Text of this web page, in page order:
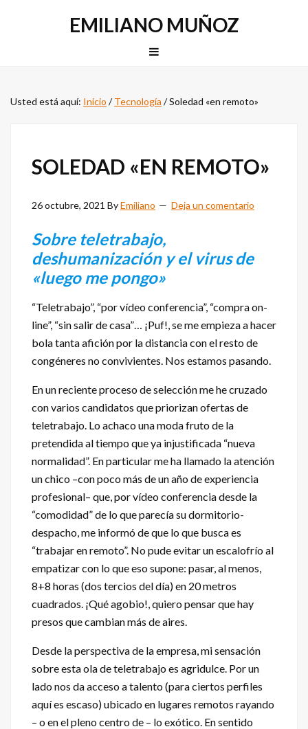
EMILIANO MUÑOZ
Usted está aquí: Inicio / Tecnología /Soledad «en remoto»
SOLEDAD «EN REMOTO»
26 octubre, 2021 ByEmiliano Deja un comentario
Sobre teletrabajo,
deshumanización y el virus de
«luego me pongo»
“Teletrabajo”, “por vídeo conferencia”, “compra on-
line”, “sin salir de casa”… ¡Puf!, se me empieza a hacer
bola tanta afición por la distancia con el resto de
congéneres no convivientes. Nos estamos pasando.
En un reciente proceso de selección me he cruzado
con varios candidatos que priorizan ofertas de
teletrabajo. Lo achaco una moda fruto de la
pretendida al tiempo que ya injustificada “nueva
normalidad”. En particular me ha llamado la atención
un chico –con poco más de un año de experiencia
profesional– que, por vídeo conferencia desde la
“comodidad” de lo que parecía su dormitorio-
despacho, me informó de que lo que busca es
“trabajar en remoto”. No pude evitar un escalofrío al
empatizar con lo que eso supone: pasar, al menos,
8+8 horas (dos tercios del día) en 20 metros
cuadrados. ¡Qué agobio!, quiero pensar que hay
presos que cambian más de aires.
Desde la perspectiva de la empresa, mi sensación
sobre esta ola de teletrabajo es agridulce. Por un
lado nos da acceso a talento (para ciertos perfiles
aquí es escaso) ubicado en lugares remotos rayando
– o en el pleno centro de – lo exótico. En sentido